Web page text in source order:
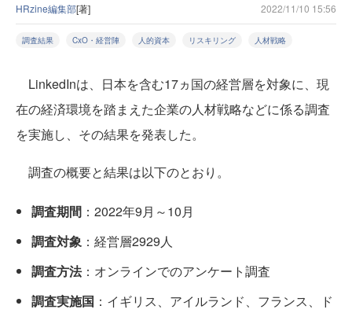
HRzine編集部[著] 2022/11/10 15:56
調査結果 CxO・経営陣 人的資本 リスキリング 人材戦略
LinkedInは、日本を含む17ヵ国の経営層を対象に、現
在の経済環境を踏まえた企業の人材戦略などに係る調査
を実施し、その結果を発表した。
調査の概要と結果は以下のとおり。
調査期間 ：2022年9月～10月
調査対象 ：経営層2929人
調査方法：オンラインでのアンケート調査
調査実施国 ：イギリス、アイルランド、フランス、ド